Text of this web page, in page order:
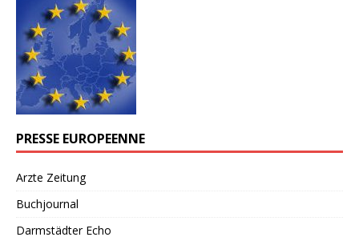
PRESSE EUROPEENNE
Arzte Zeitung
Buchjournal
Darmstädter Echo